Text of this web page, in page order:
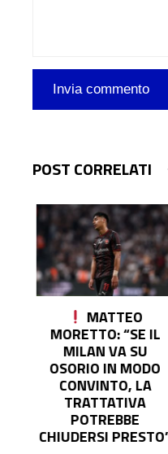
POST CORRELATI
MATTEO
MORETTO: “SE IL
MILAN VA SU
OSORIO IN MODO
CONVINTO, LA
TRATTATIVA
POTREBBE
CHIUDERSI PRESTO”